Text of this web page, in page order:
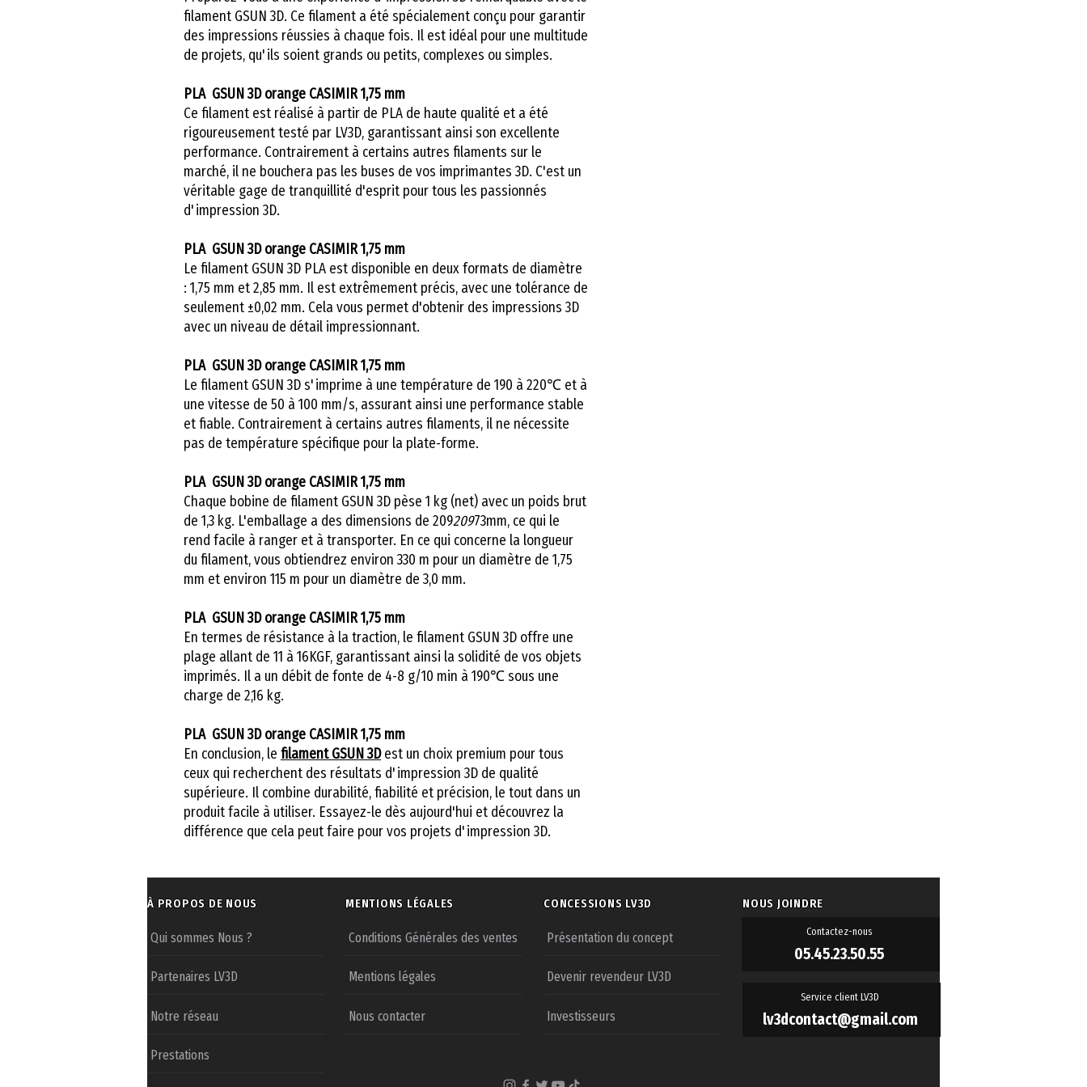
filament GSUN 3D. Ce filament a été spécialement conçu pour garantir
des impressions réussies à chaque fois. Il est idéal pour une multitude
de projets, qu'ils soient grands ou petits, complexes ou simples.
PLA GSUN 3D orange CASIMIR 1,75 mm
Ce filament est réalisé à partir de PLA de haute qualité et a été
rigoureusement testé par LV3D, garantissant ainsi son excellente
performance. Contrairement à certains autres filaments sur le
marché, il ne bouchera pas les buses de vos imprimantes 3D. C'est un
véritable gage de tranquillité d'esprit pour tous les passionnés
d'impression 3D.
PLA GSUN 3D orange CASIMIR 1,75 mm
Le filament GSUN 3D PLA est disponible en deux formats de diamètre
: 1,75 mm et 2,85 mm. Il est extrêmement précis, avec une tolérance de
seulement ±0,02 mm. Cela vous permet d'obtenir des impressions 3D
avec un niveau de détail impressionnant.
PLA GSUN 3D orange CASIMIR 1,75 mm
Le filament GSUN 3D s'imprime à une température de 190 à 220℃ et à
une vitesse de 50 à 100 mm/s, assurant ainsi une performance stable
et fiable. Contrairement à certains autres filaments, il ne nécessite
pas de température spécifique pour la plate-forme.
PLA GSUN 3D orange CASIMIR 1,75 mm
Chaque bobine de filament GSUN 3D pèse 1 kg (net) avec un poids brut
de 1,3 kg. L'emballage a des dimensions de 20920973mm, ce qui le
rend facile à ranger et à transporter. En ce qui concerne la longueur
du filament, vous obtiendrez environ 330 m pour un diamètre de 1,75
mm et environ 115 m pour un diamètre de 3,0 mm.
PLA GSUN 3D orange CASIMIR 1,75 mm
En termes de résistance à la traction, le filament GSUN 3D offre une
plage allant de 11 à 16KGF, garantissant ainsi la solidité de vos objets
imprimés. Il a un débit de fonte de 4-8 g/10 min à 190℃ sous une
charge de 2,16 kg.
PLA GSUN 3D orange CASIMIR 1,75 mm
En conclusion, le filament GSUN 3Dest un choix premium pour tous
ceux qui recherchent des résultats d'impression 3D de qualité
supérieure. Il combine durabilité, fiabilité et précision, le tout dans un
produit facile à utiliser. Essayez-le dès aujourd'hui et découvrez la
différence que cela peut faire pour vos projets d'impression 3D.
À PROPOS DE NOUS
Qui sommes Nous ?
Partenaires LV3D
Notre réseau
Prestations
MENTIONS LÉGALES
Conditions Générales des ventes
Mentions légales
Nous contacter
CONCESSIONS LV3D
Présentation du concept
Devenir revendeur LV3D
Investisseurs
NOUS JOINDRE
Contactez-nous
05.45.23.50.55
Service client LV3D
lv3dcontact@gmail.com